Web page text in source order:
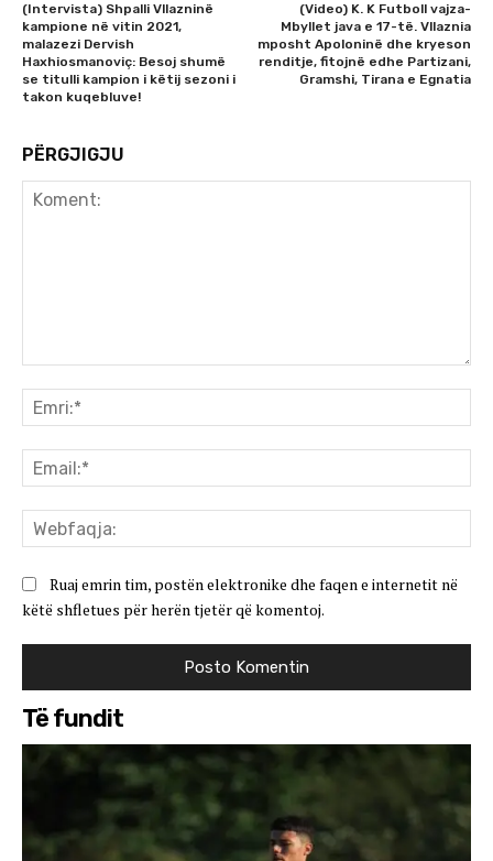
(Intervista) Shpalli Vllazninë
kampione në vitin 2021,
malazezi Dervish
Haxhiosmanoviç: Besoj shumë
se titulli kampion i këtij sezoni i
takon kuqebluve!
(Video) K. K Futboll vajza-
Mbyllet java e 17-të. Vllaznia
mposht Apoloninë dhe kryeson
renditje, fitojnë edhe Partizani,
Gramshi, Tirana e Egnatia
PËRGJIGJU
Ruaj emrin tim, postën elektronike dhe faqen e internetit në
këtë shfletues për herën tjetër që komentoj.
Të fundit